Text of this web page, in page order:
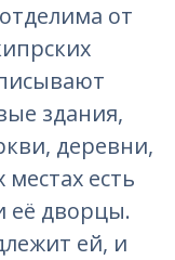
от
здания,
деревни,
есть
её дворцы.
ей, и